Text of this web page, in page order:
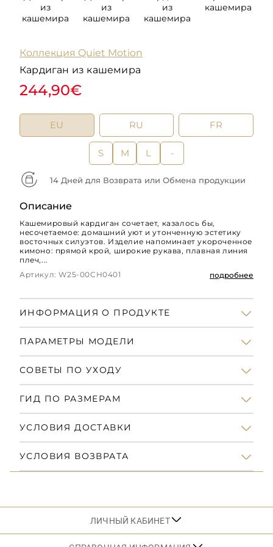
из
кашемира
из
кашемира
из
кашемира
кашемира
Коллекция Quiet Motion
Кардиган из кашемира
244,90€
EU RU FR
S M L -
14 Дней для Возврата или Обмена продукции
Описание
Кашемировый кардиган сочетает, казалось бы,
несочетаемое: домашний уют и утонченную эстетику
восточных силуэтов. Изделие напоминает укороченное
кимоно: прямой крой, широкие рукава, плавная линия
плеч,...
Артикул: W25-00CH0401
подробнее
ИНФОРМАЦИЯ О ПРОДУКТЕ
ПАРАМЕТРЫ МОДЕЛИ
СОВЕТЫ ПО УХОДУ
ГИД ПО РАЗМЕРАМ
УСЛОВИЯ ДОСТАВКИ
УСЛОВИЯ ВОЗВРАТА
ЛИЧНЫЙ КАБИНЕТ